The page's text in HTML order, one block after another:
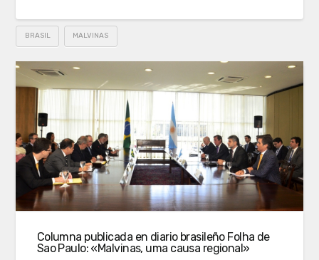
BRASIL MALVINAS
Columna publicada en diario brasileño Folha de
Sao Paulo: «Malvinas, uma causa regional»